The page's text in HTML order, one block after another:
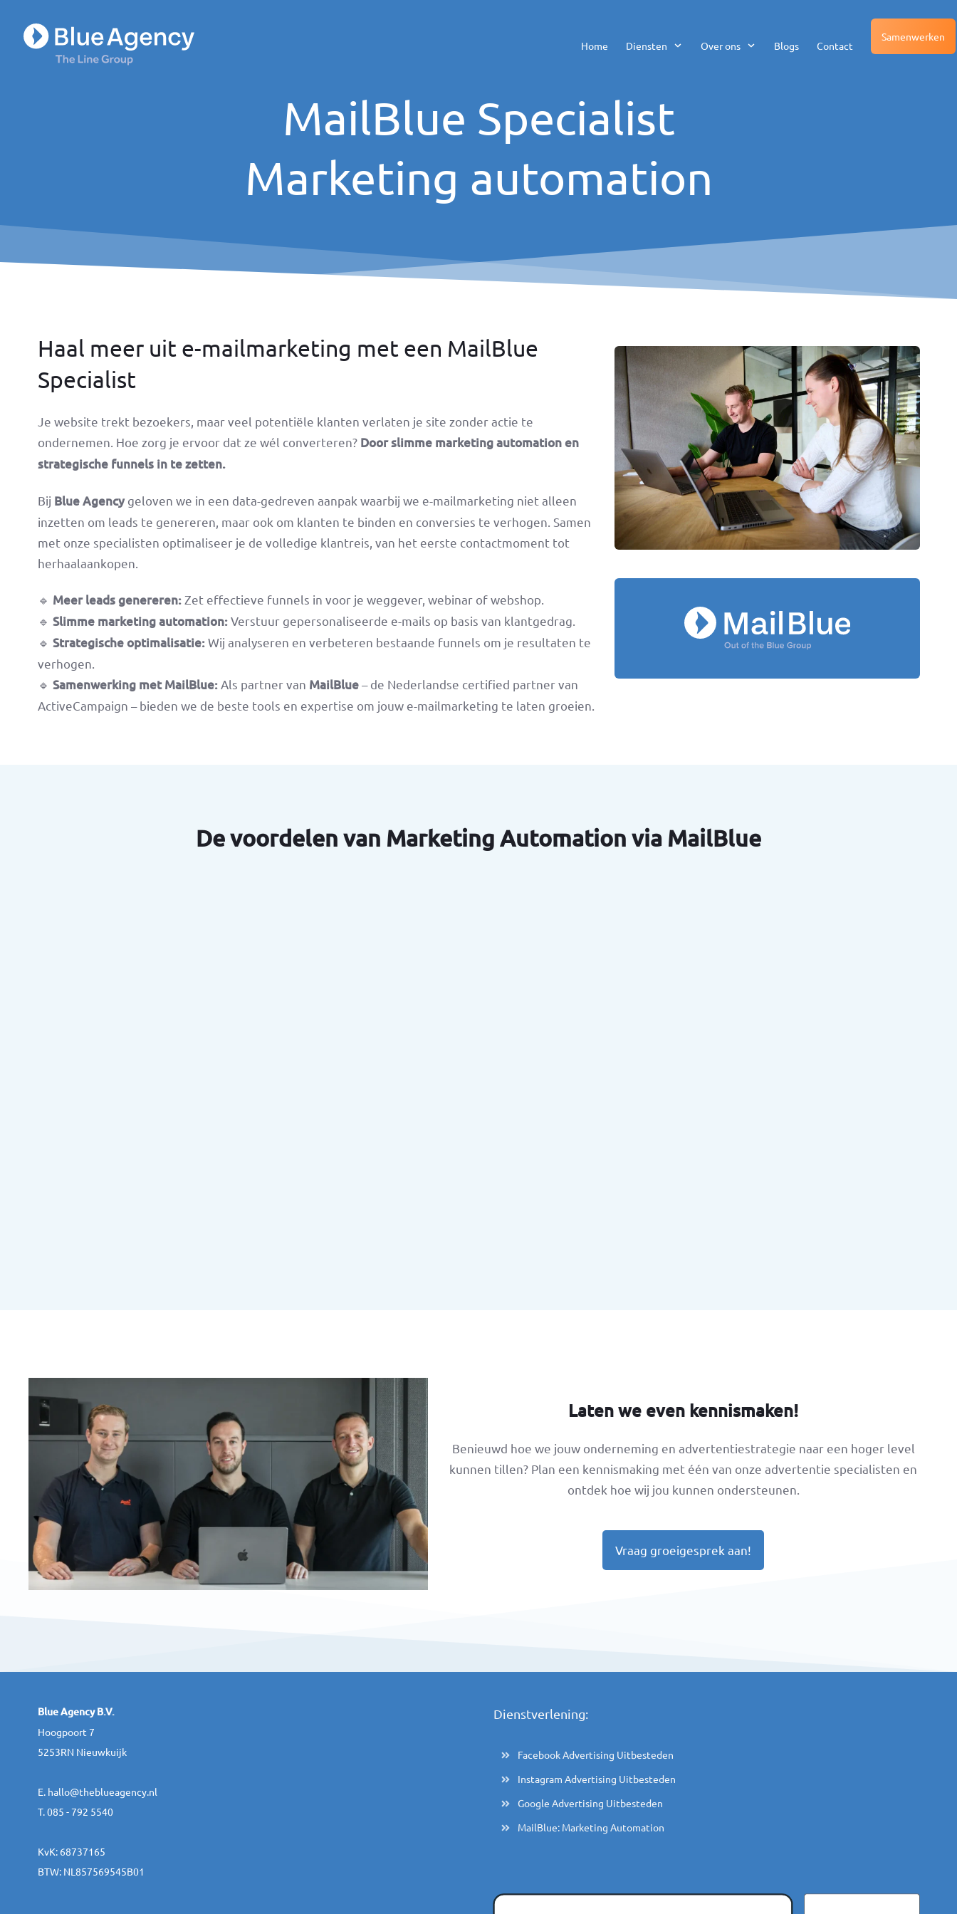
Home Diensten Over ons Blogs Contact
Samenwerken
MailBlue Specialist
Marketing automation
Haal meer uit e-mailmarketing met een MailBlue
Specialist
Je website trekt bezoekers, maar veel potentiële klanten verlaten je site zonder actie te
ondernemen. Hoe zorg je ervoor dat ze wél converteren? Door slimme marketing automation en
strategische funnels in te zetten.
Bij Blue Agencygeloven we in een data-gedreven aanpak waarbij we e-mailmarketing niet alleen
inzetten om leads te genereren, maar ook om klanten te binden en conversies te verhogen. Samen
met onze specialisten optimaliseer je de volledige klantreis, van het eerste contactmoment tot
herhaalaankopen.
🔹 Meer leads genereren: Zet effectieve funnels in voor je weggever, webinar of webshop.
🔹 Slimme marketing automation:Verstuur gepersonaliseerde e-mails op basis van klantgedrag.
🔹 Strategische optimalisatie:Wij analyseren en verbeteren bestaande funnels om je resultaten te
verhogen.
🔹 Samenwerking met MailBlue: Als partner van MailBlue– de Nederlandse certified partner van
ActiveCampaign – bieden we de beste tools en expertise om jouw e-mailmarketing te laten groeien.
De voordelen van Marketing Automation via MailBlue
Laten we even kennismaken!
Benieuwd hoe we jouw onderneming en advertentiestrategie naar een hoger level
kunnen tillen? Plan een kennismaking met één van onze advertentie specialisten en
ontdek hoe wij jou kunnen ondersteunen.
Vraag groeigesprek aan!
Blue Agency B.V.
Hoogpoort 7
5253RN Nieuwkuijk
E. hallo@theblueagency.nl
T. 085 - 792 5540
KvK: 68737165
BTW: NL857569545B01
Dienstverlening:
Facebook Advertising Uitbesteden
Instagram Advertising Uitbesteden
Google Advertising Uitbesteden
MailBlue: Marketing Automation